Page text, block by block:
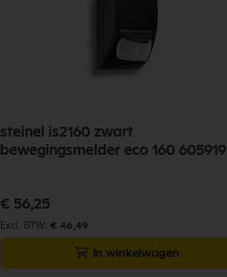
steinel is2160 zwart
bewegingsmelder eco 160 605919
€ 56,25
€ 46,49
In winkelwagen